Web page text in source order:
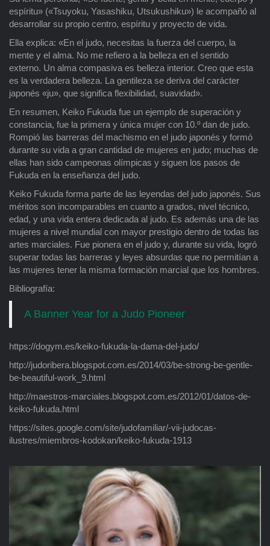
espíritu» («Tsuyoku, Yasashiku, Utsukushiku») le acompañó al
desarrollar su propio centro, espíritu y proyecto de vida.
Ella explica: «En el judo, necesitas la fuerza del cuerpo, la
mente y el alma. No me refiero a la belleza en el sentido
externo. Un alma compasiva es belleza interior. Creo que esta
es la verdadera belleza. La gentileza se deriva del carácter
japonés «ju», que significa flexibilidad, suavidad».
En resumen, Keiko Fukuda fue un ejemplo de superación y
constancia, fue la primera y única mujer con 10.º dan de judo.
Rompió las barreras del machismo en el judo japonés y formó
durante su vida a gran cantidad de mujeres en judo; muchas de
ellas han sido campeonas olímpicas y siguen los pasos de
Fukuda en la enseñanza del judo.
Keiko Fukuda forma parte de las leyendas del judo japonés. Sus
méritos son incomparables en cuanto a grados, nivel técnico,
edad, y una vida entera dedicada al judo. Es además una de las
mujeres a nivel mundial con mayor prestigio dentro de todas las
artes marciales. Fue pionera en el judo y, durante su vida, logró
superar todas las barreras y leyes absurdas que no permitían a
las mujeres tener la misma formación marcial que los hombres.
Bibliografía:
A Banner Year for a Judo Pioneer
https://dogym.es/keiko-fukuda-la-dama-del-judo/
http://judoribera.blogspot.com.es/2014/03/be-strong-be-gentle-
be-beautiful-work_9.html
http://maestros-marciales.blogspot.com.es/2012/01/datos-de-
keiko-fukuda.html
https://sites.google.com/site/judofamiliar/-vii-judocas-
ilustres/miembros-kodokan/keiko-fukuda-1913